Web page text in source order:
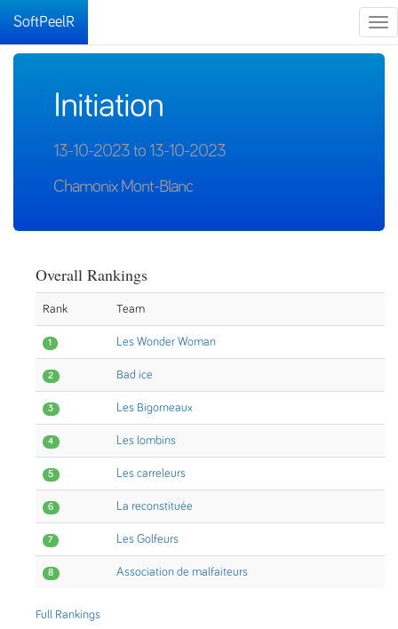
SoftPeelR
Initiation
13-10-2023 to 13-10-2023
Chamonix Mont-Blanc
Overall Rankings
Rank Team
1 Les Wonder Woman
2 Bad ice
3 Les Bigorneaux
4 Les lombins
5 Les carreleurs
6 La reconstituée
7 Les Golfeurs
8 Association de malfaiteurs
Full Rankings